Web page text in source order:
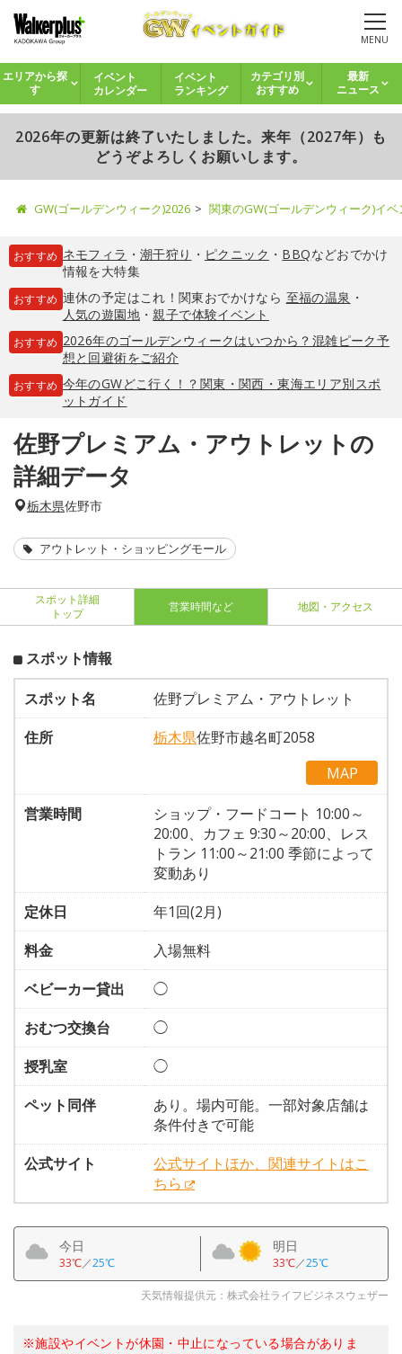
MENU
エリアから探
す
イベント
カレンダー
イベント
ランキング
カテゴリ別
おすすめ
最新
ニュース
2026年の更新は終了いたしました。来年（2027年）も
どうぞよろしくお願いします。
GW(ゴールデンウィーク)2026 関東のGW(ゴールデンウィーク)イ
おすすめ ネモフィラ ・ 潮干狩り ・ ピクニック ・ BBQなどおでかけ
情報を大特集
おすすめ 連休の予定はこれ！関東おでかけなら 至福の温泉 ・
人気の遊園地・親子で体験イベント
おすすめ 2026年のゴールデンウィークはいつから？混雑ピーク予
想と回避術をご紹介
おすすめ 今年のGWどこ行く！？関東・関西・東海エリア別スポ
ットガイド
佐野プレミアム・アウトレットの
詳細データ
栃木県佐野市
アウトレット・ショッピングモール
スポット詳細
トップ
営業時間など 地図・アクセス
スポット情報
スポット名
佐野プレミアム・アウトレット
住所
栃木県佐野市越名町2058
MAP
営業時間
ショップ・フードコート 10:00～
20:00、カフェ 9:30～20:00、レス
トラン 11:00～21:00 季節によって
変動あり
定休日
年1回(2月)
料金
入場無料
ベビーカー貸出
◯
おむつ交換台
◯
授乳室
◯
ペット同伴
あり。場内可能。一部対象店舗は
条件付きで可能
公式サイト
公式サイトほか、関連サイトはこ
ちら
今日
33℃／25℃
明日
33℃／25℃
天気情報提供元：株式会社ライフビジネスウェザー
※施設やイベントが休園・中止になっている場合がありま